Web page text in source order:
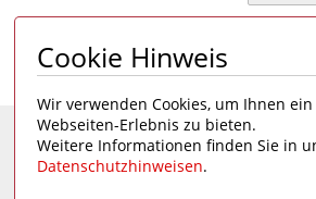
Seite 1 von 1
Eine Seite desDeutschen
Cookie Hinweis
Wir verwenden Cookies, um Ihnen
Webseiten-Erlebnis zu bieten.
Weitere Informationen finden Sie in
Datenschutzhinweisen.